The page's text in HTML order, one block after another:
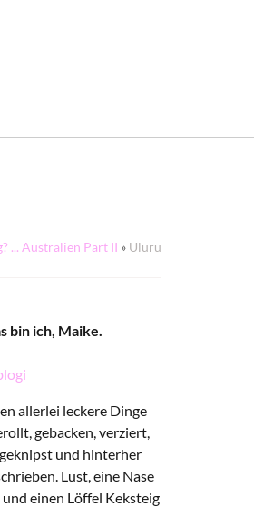
... Australien Part II » Uluru
bin ich, Maike.
allerlei leckere Dinge
gebacken, verziert,
und hinterher
Lust, eine Nase
einen Löffel Keksteig